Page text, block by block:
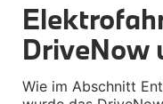
e-Mobilität
Transport &
Exterieur
Interieur
Navigation
Kommunikation
DriveNow
Wie im Abschnitt